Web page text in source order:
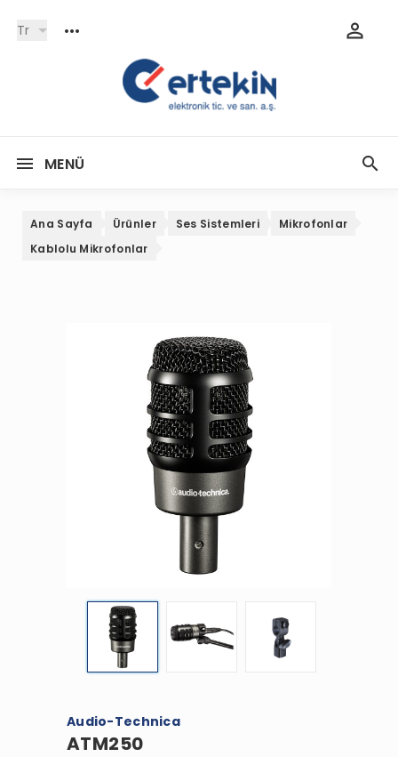
Tr
MENÜ
Ana Sayfa Ürünler Ses Sistemleri
Mikrofonlar
Kablolu Mikrofonlar
Audio-Technica
ATM250